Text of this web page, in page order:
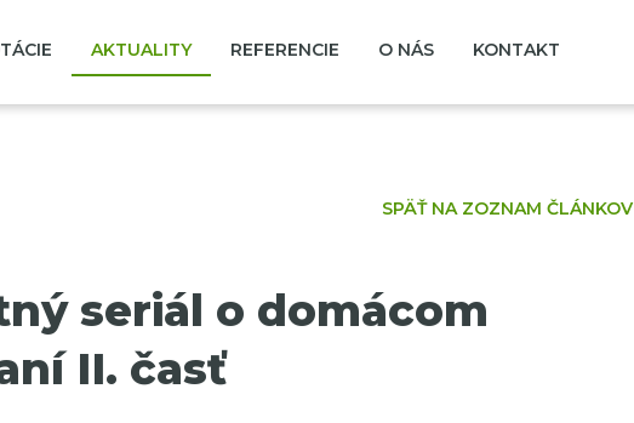
AKTUALITY REFERENCIE O NÁS KONTAKT
SPÄŤ NA ZOZNAM ČLÁNKOV
seriál o domácom
II. časť